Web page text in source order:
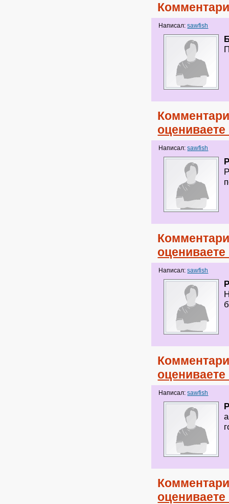
Написал:sawfish
Написал:sawfish
Написал:sawfish
Написал:sawfish